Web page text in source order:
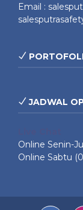
Email :
JADWAL
Online Senin-
Online Sabtu